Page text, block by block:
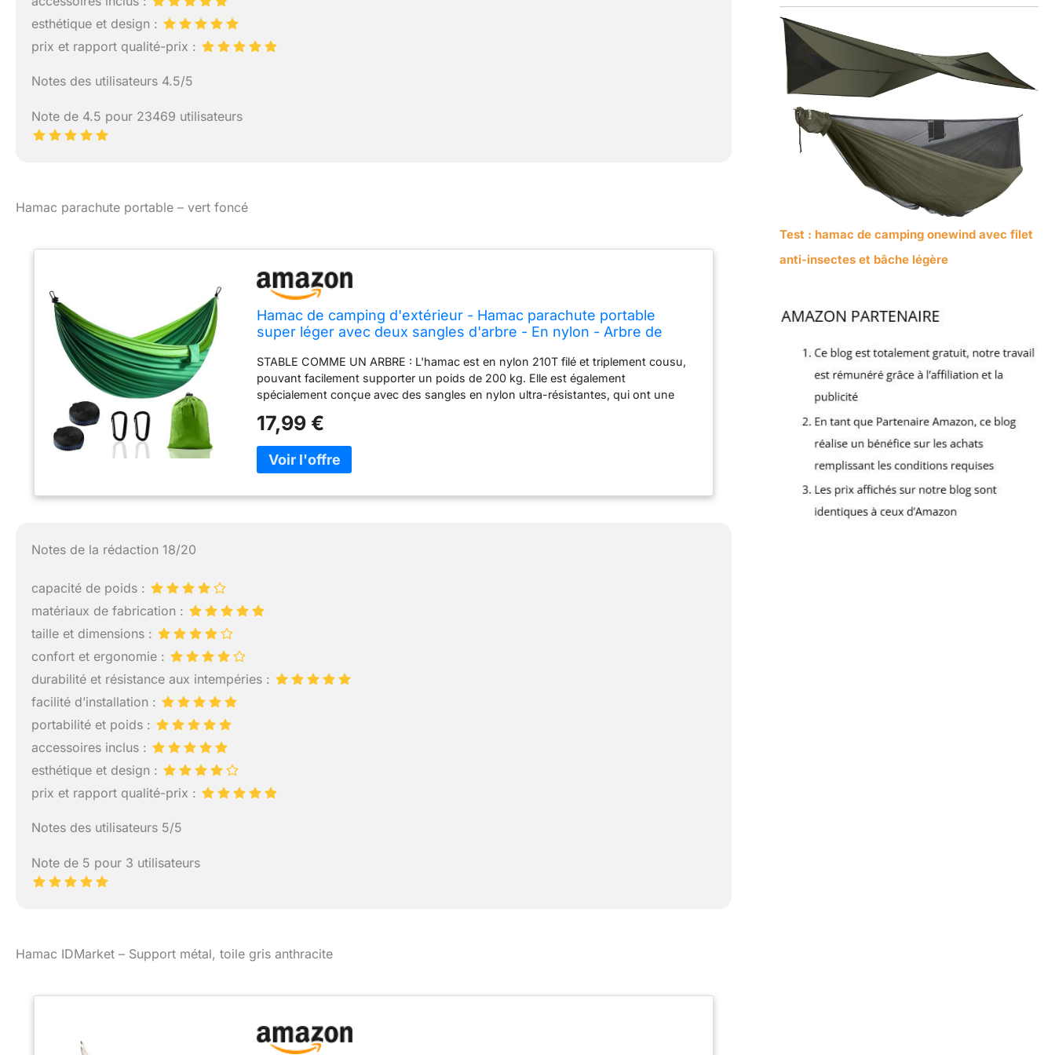
esthétique et design :
prix et rapport qualité-prix :
Notes des utilisateurs 4.5/5
Note de 4.5 pour 23469 utilisateurs
Hamac parachute portable – vert foncé
Hamac de camping d'extérieur - Hamac parachute portable
super léger avec deux sangles d'arbre - En nylon - Arbre de
STABLE COMME UN ARBRE : L'hamac est en nylon 210T filé et triplement cousu,
pouvant facilement supporter un poids de 200 kg. Elle est également
spécialement conçue avec des sangles en nylon ultra-résistantes, qui ont une
et avec des sangles plus larges et des mousquetons en fer robustes pour la
rendre plus stable et plus solide. Compact et léger, facile à transporter : le sac de
rangement est cousu directement sur le hamac, très pratique et ne se perd jamais.
Elle est super légère et compacte, ne pèse que 600 g, parfaite pour le camping, les
randonnées en sac à dos et les explorations générales. Une sangle de transport
nylon parachute 210T de haute qualité, le hamac est agréable au toucher lorsque
jeunes, idéal pour les voyageurs, les amoureux de la plage et les passionnés de
17,99 €
Notes de la rédaction 18/20
capacité de poids :
matériaux de fabrication :
taille et dimensions :
confort et ergonomie :
durabilité et résistance aux intempéries :
facilité d’installation :
portabilité et poids :
accessoires inclus :
esthétique et design :
prix et rapport qualité-prix :
Notes des utilisateurs 5/5
Note de 5 pour 3 utilisateurs
Hamac IDMarket – Support métal, toile gris anthracite
Test : hamac de camping onewind avec filet
anti-insectes et bâche légère